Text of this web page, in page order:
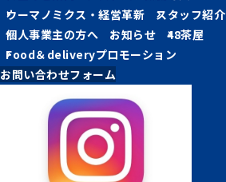
ウーマノミクス・経営革新
スタッフ紹介
個人事業主の方へ
お知らせ
48茶屋
Food＆deliveryプロモーション
お問い合わせフォーム